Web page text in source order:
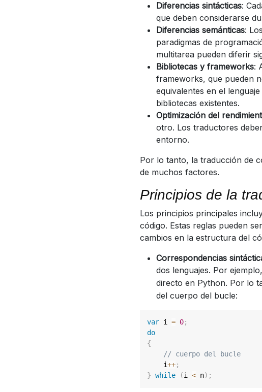
Diferencias sintácticas:
que deben considerarse
Diferencias semánticas:
paradigmas de
multitarea pueden diferir
Bibliotecas y frameworks:
frameworks, que pueden
equivalentes en el
bibliotecas existentes.
Optimización del
otro. Los traductores
entorno.
Por lo tanto, la traducción de
de muchos factores.
Principios de la
Los principios principales
código. Estas reglas pueden
cambios en la estructura del
Correspondencias
dos lenguajes. Por
directo en Python. Por lo
del cuerpo del bucle:
var i = 0;
do
{
// cuerpo del bucle
    i
++;
} while (i < n) ;